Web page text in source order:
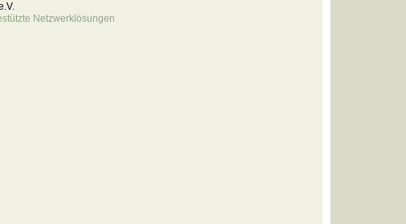
Netzwerklösungen